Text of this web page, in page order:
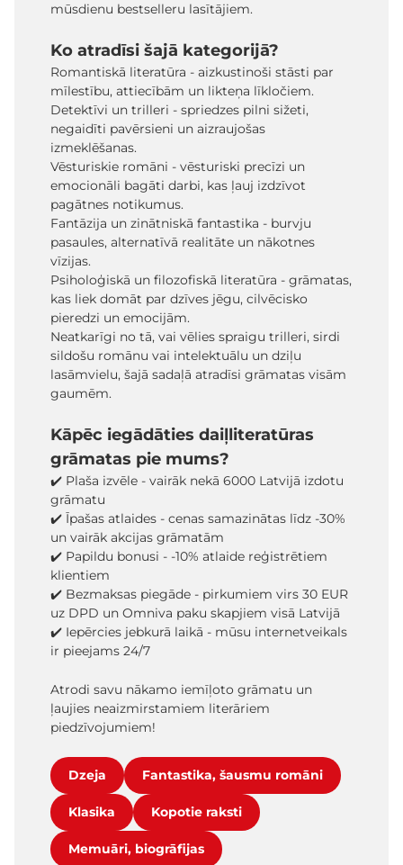
mūsdienu bestselleru lasītājiem.
Ko atradīsi šajā kategorijā?
Romantiskā literatūra - aizkustinoši stāsti par
mīlestību, attiecībām un likteņa līkločiem.
Detektīvi un trilleri - spriedzes pilni sižeti,
negaidīti pavērsieni un aizraujošas
izmeklēšanas.
Vēsturiskie romāni - vēsturiski precīzi un
emocionāli bagāti darbi, kas ļauj izdzīvot
pagātnes notikumus.
Fantāzija un zinātniskā fantastika - burvju
pasaules, alternatīvā realitāte un nākotnes
vīzijas.
Psiholoģiskā un filozofiskā literatūra - grāmatas,
kas liek domāt par dzīves jēgu, cilvēcisko
pieredzi un emocijām.
Neatkarīgi no tā, vai vēlies spraigu trilleri, sirdi
sildošu romānu vai intelektuālu un dziļu
lasāmvielu, šajā sadaļā atradīsi grāmatas visām
gaumēm.
Kāpēc iegādāties daiļliteratūras
grāmatas pie mums?
✔️ Plaša izvēle - vairāk nekā 6000 Latvijā izdotu
grāmatu
✔️ Īpašas atlaides - cenas samazinātas līdz -30%
un vairāk akcijas grāmatām
✔️ Papildu bonusi - -10% atlaide reģistrētiem
klientiem
✔️ Bezmaksas piegāde - pirkumiem virs 30 EUR
uz DPD un Omniva paku skapjiem visā Latvijā
✔️ Iepērcies jebkurā laikā - mūsu internetveikals
ir pieejams 24/7
Atrodi savu nākamo iemīļoto grāmatu un
ļaujies neaizmirstamiem literāriem
piedzīvojumiem!
Dzeja Fantastika, šausmu romāni
Klasika Kopotie raksti
Memuāri, biogrāfijas